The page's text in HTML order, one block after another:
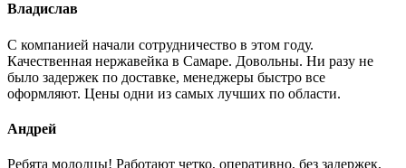
Владислав
С компанией начали сотрудничество в этом году.
Качественная нержавейка в Самаре. Довольны. Ни разу не
было задержек по доставке, менеджеры быстро все
оформляют. Цены одни из самых лучших по области.
Андрей
Ребята молодцы! Работают четко, оперативно, без задержек,